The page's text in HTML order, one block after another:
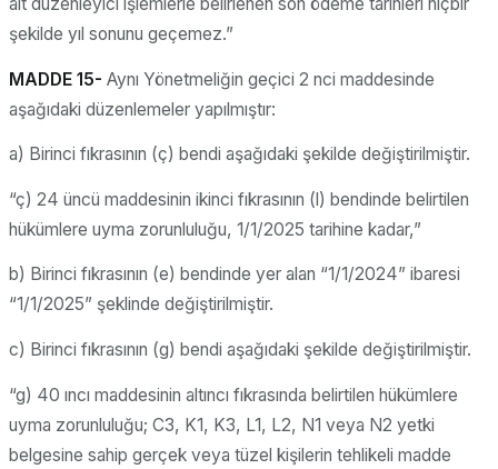
şekilde yıl sonunu geçemez.”
MADDE 15- Aynı Yönetmeliğin geçici 2 nci maddesinde
aşağıdaki düzenlemeler yapılmıştır:
a) Birinci fıkrasının (ç) bendi aşağıdaki şekilde değiştirilmiştir.
“ç) 24 üncü maddesinin ikinci fıkrasının (l) bendinde belirtilen
hükümlere uyma zorunluluğu, 1/1/2025 tarihine kadar,”
b) Birinci fıkrasının (e) bendinde yer alan “1/1/2024” ibaresi
“1/1/2025” şeklinde değiştirilmiştir.
c) Birinci fıkrasının (g) bendi aşağıdaki şekilde değiştirilmiştir.
“g) 40 ıncı maddesinin altıncı fıkrasında belirtilen hükümlere
uyma zorunluluğu; C3, K1, K3, L1, L2, N1 veya N2 yetki
belgesine sahip gerçek veya tüzel kişilerin tehlikeli madde